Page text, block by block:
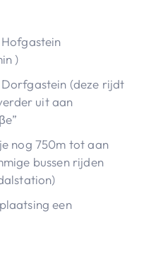
)
(deze rijdt
uit aan
nog 750m tot aan
bussen rijden
een